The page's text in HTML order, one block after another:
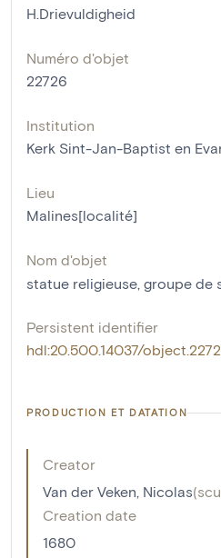
H.Drievuldigheid
Numéro d'objet
22726
Institution
Kerk Sint-Jan-Baptist en
Lieu
Malines[localité]
Nom d'objet
statue religieuse, groupe de
Persistent identifier
hdl:20.500.14037/
PRODUCTION ET DATATION
Creator
Van der Veken, Nicolas(
Creation date
1680